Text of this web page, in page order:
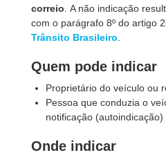
correio . A não indicação
com o parágrafo 8º do artigo
Trânsito Brasileiro
Quem pode indicar
Proprietário do veículo ou
Pessoa que conduzia o
notificação (autoindicação)
Onde indicar